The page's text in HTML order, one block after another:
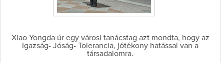
Xiao Yongda úr egy városi tanácstag azt mondta, hogy az
Igazság- Jóság- Tolerancia, jótékony hatással van a
társadalomra.